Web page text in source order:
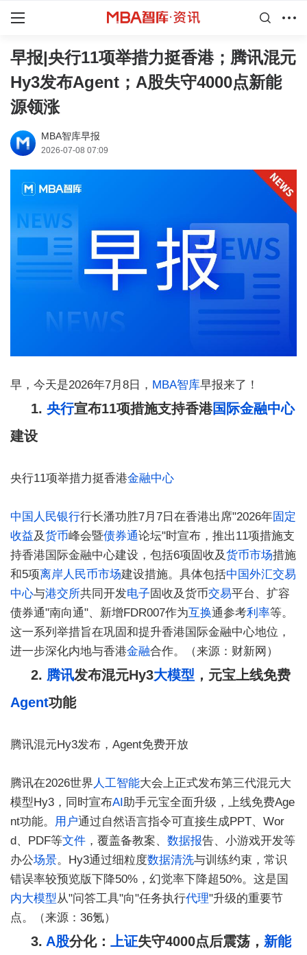
早报|央行11项举措力挺香港；腾讯混元
Hy3发布Agent；A股失守4000点新能
源领涨
MBA智库早报
2026-07-08 07:09
早，今天是2026年7月8日， MBA智库早报来了！
1. 央行宣布11项措施支持香港国际金融中心
建设
央行11项举措力挺香港金融中心
中国人民银行行长潘功胜7月7日在香港出席"2026年固定
收益及货币峰会暨债券通论坛"时宣布，推出11项措施支
持香港国际金融中心建设，包括6项固收及货币市场措施
和5项离岸人民币市场建设措施。具体包括中国外汇交易
中心与港交所共同开发电子固收及货币交易平台、扩容
债券通"南向通"、新增FDR007作为互换通参考利率等。
这一系列举措旨在巩固和提升香港国际金融中心地位，
进一步深化内地与香港金融合作。（来源：财新网）
2. 腾讯发布混元Hy3大模型 ，元宝上线免费
Agent功能
腾讯混元Hy3发布，Agent免费开放
腾讯在2026世界 人工智能大会上正式发布第三代混元大
模型Hy3，同时宣布AI助手元宝全面升级，上线免费Age
nt功能。 用户通过自然语言指令可直接生成PPT、Wor
d、PDF等文件 ，覆盖备教案、 数据报告、小游戏开发等
办公场景。Hy3通过细粒度数据清洗与训练约束，常识
错误率较预览版下降50%，幻觉率下降超50%。这是国
内大模型从"问答工具"向"任务执行代理"升级的重要节
点。（来源：36氪）
3. A股分化： 上证失守4000点后震荡， 新能